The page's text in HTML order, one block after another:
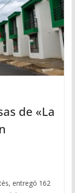
de «La
entregó 162